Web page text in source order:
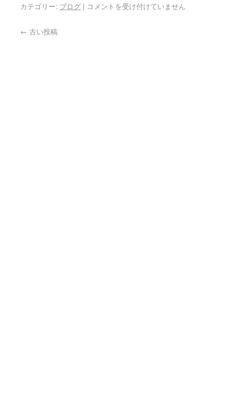
カテゴリー: ブログ | コメントを受け付けていません
← 古い投稿